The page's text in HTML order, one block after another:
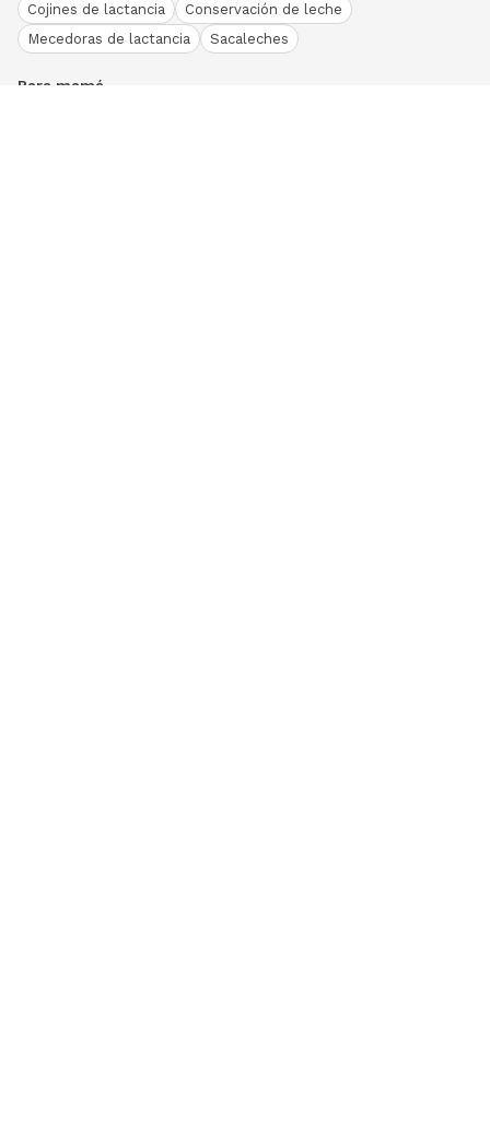
Cojines de lactancia
Conservación de leche
Mecedoras de lactancia
Sacaleches
Para mamá